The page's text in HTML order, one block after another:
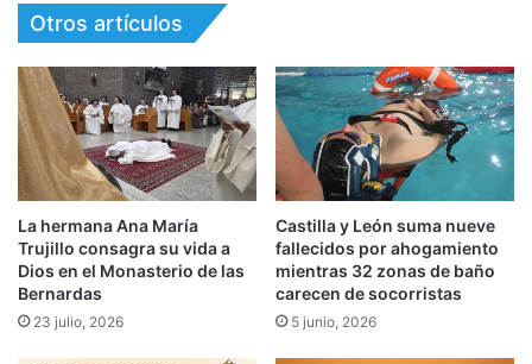
Otros artículos
La hermana Ana María
Trujillo consagra su vida a
Dios en el Monasterio de las
Bernardas
23 julio, 2026
Castilla y León suma nueve
fallecidos por ahogamiento
mientras 32 zonas de baño
carecen de socorristas
5 junio, 2026